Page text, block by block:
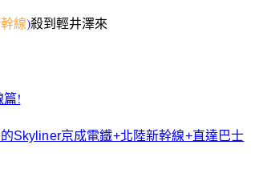
線)殺到輕井澤來
篇!
Skyliner京成電鐵+北陸新幹線+直達巴士